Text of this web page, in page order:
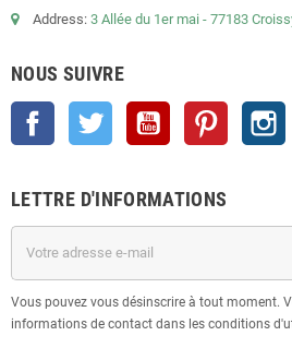
Address: 3 Allée du 1er mai - 77183
NOUS SUIVRE
Facebook Twitter YouTube Pinterest
LETTRE D'INFORMATIONS
Vous pouvez vous désinscrire à tout moment.
informations de contact dans les conditions